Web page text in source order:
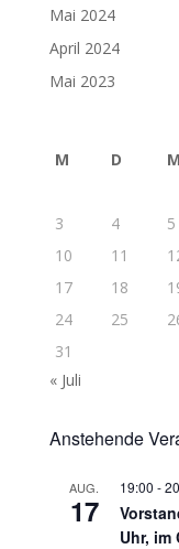
Mai 2024
April 2024
Mai 2023
M D M
3
4 5
10
11
17
18
24
25
31
« Juli
Anstehende
AUG.
17
19:00 -
Uhr, im